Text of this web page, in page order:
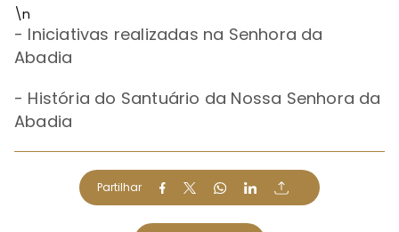
\n
- Iniciativas realizadas na Senhora da
Abadia
- História do Santuário da Nossa Senhora da
Abadia
Partilhar